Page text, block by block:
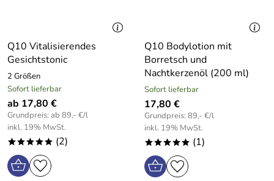
Q10 Vitalisierendes
Gesichtstonic
2 Größen
Sofort lieferbar
ab 17,80 €
Grundpreis: ab 89,- €/l
inkl. 19% MwSt.
***** (2)
Q10 Bodylotion mit
Borretsch und
Nachtkerzenöl (200 ml)
Sofort lieferbar
17,80 €
Grundpreis: 89,- €/l
inkl. 19% MwSt.
***** (1)